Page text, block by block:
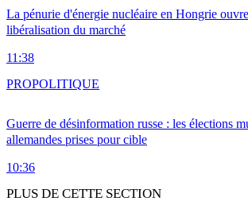
La pénurie d'énergie nucléaire en Hongrie
libéralisation du marché
11:38
Guerre de désinformation russe : les élections
allemandes prises pour cible
10:36
PROPOLITIQUE
PLUS DE CETTE SECTION